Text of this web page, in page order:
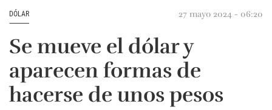
DÓLAR 27 mayo 2024 - 06:20
Se mueve el dólar y
aparecen formas de
hacerse de unos pesos